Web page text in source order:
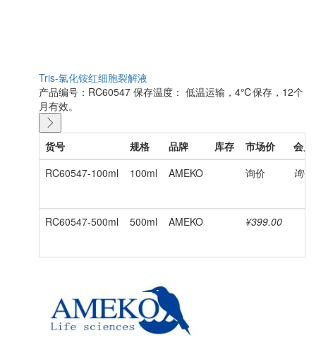
Tris-氯化铵红细胞裂解液
产品编号：RC60547 保存温度： 低温运输，4℃保存，12个
月有效。
货号 规格 品牌 库存 市场价
会员
RC60547-100ml
100ml AMEKO 询价 询价
RC60547-500ml 500ml AMEKO ¥399.00